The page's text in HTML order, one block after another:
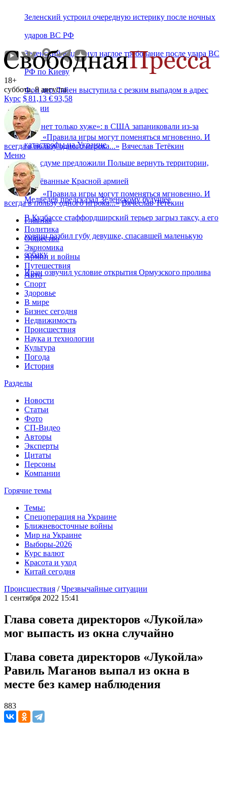
Зеленский устроил очередную истерику после ночных
ударов ВС РФ
Зеленский выдвинул наглое требование после удара ВС
РФ по Киеву
Фон дер Ляйен выступила с резким выпадом в адрес
России
«Станет только хуже»: в США запаниковали из-за
катастрофы на Украине
В Госдуме предложили Польше вернуть территории,
отвоёванные Красной армией
Медведев предсказал Зеленскому будущее
В Кузбассе стаффордширский терьер загрыз таксу, а его
хозяин разбил губу девушке, спасавшей маленькую
собаку
Иран озвучил условие открытия Ормузского пролива
18+
суббота, 8 августа
Курс $81,13 €93,58
«Правила игры могут поменяться мгновенно. И
всегда в пользу одного игрока...» Вячеслав Тетёкин
Меню
«Правила игры могут поменяться мгновенно. И
всегда в пользу одного игрока...» Вячеслав Тетёкин
Главная
Политика
Общество
Экономика
Армии и войны
Путешествия
Авто
Спорт
Здоровье
В мире
Бизнес сегодня
Недвижимость
Происшествия
Наука и технологии
Культура
Погода
История
Разделы
Новости
Статьи
Фото
СП-Видео
Авторы
Эксперты
Цитаты
Персоны
Компании
Горячие темы
Темы:
Спецоперация на Украине
Ближневосточные войны
Мир на Украине
Выборы-2026
Курс валют
Красота и уход
Китай сегодня
Происшествия /Чрезвычайные ситуации
1 сентября 2022 15:41
Глава совета директоров «Лукойла»
мог выпасть из окна случайно
Глава совета директоров «Лукойла»
Равиль Маганов выпал из окна в
месте без камер наблюдения
883